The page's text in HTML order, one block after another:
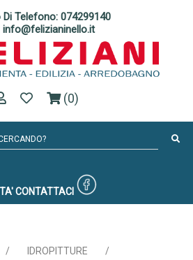
Di Telefono: 074299140
info@felizianinello.it
(0)
CONTATTACI
/ IDROPITTURE
/